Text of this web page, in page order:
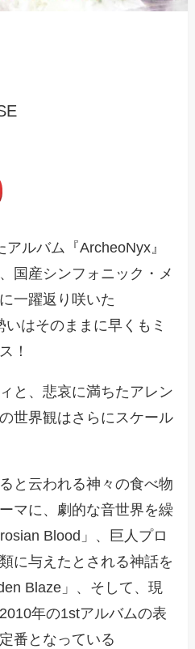
ルバム『ArcheoNyx』
国産シンフォニック・メ
一躍返り咲いた
はそのままに早くもミ
！
と、悲哀に満ちたアレン
世界観はさらにスケール
と云われる神々の食べ物
マに、劇的な音世界を繰
Blood」、巨人プロ
に与えたとされる神話を
Blaze」、そして、現
年の1stアルバムの表
番となっている